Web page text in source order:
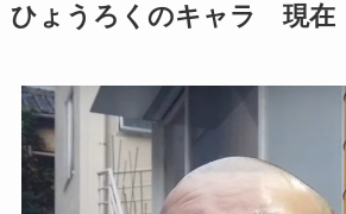
ひょうろくのキャラ 現在